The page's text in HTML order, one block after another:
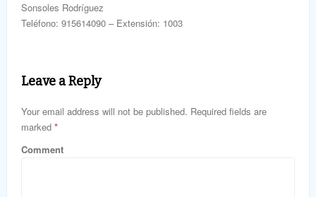
Sonsoles Rodríguez
Teléfono: 915614090 – Extensión: 1003
Leave a Reply
Your email address will not be published. Required fields are
marked *
Comment